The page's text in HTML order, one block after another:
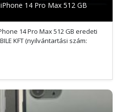
14 Pro Max 512 GB
14 Pro Max 512 GB eredeti
KFT (nyilvántartási szám: